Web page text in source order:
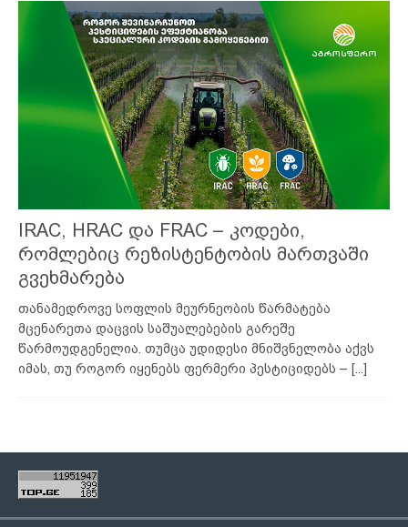
IRAC, HRAC და FRAC – კოდები,
რომლებიც რეზისტენტობის მართვაში
გვეხმარება
თანამედროვე სოფლის მეურნეობის წარმატება
მცენარეთა დაცვის საშუალებების გარეშე
წარმოუდგენელია. თუმცა უდიდესი მნიშვნელობა აქვს
იმას, თუ როგორ იყენებს ფერმერი პესტიციდებს – [...]